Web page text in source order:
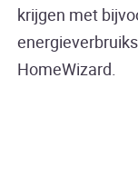
krijgen met
HomeWizard.